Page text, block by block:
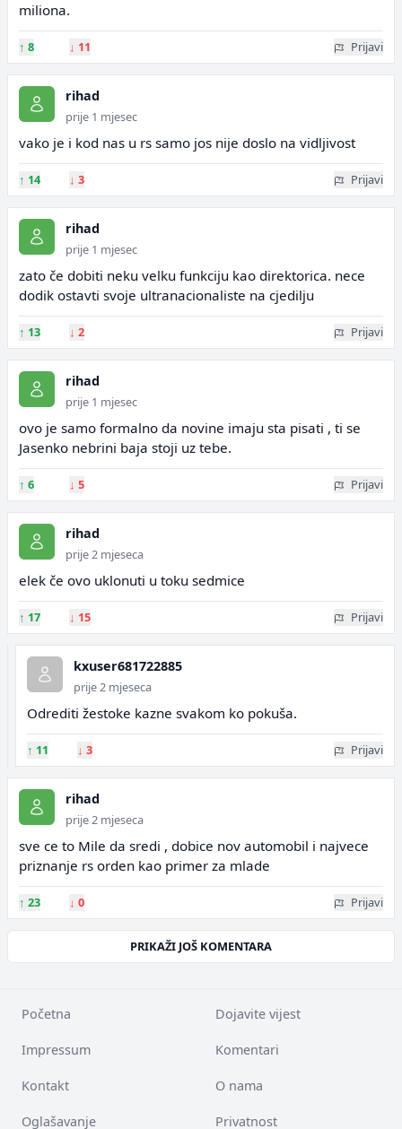
miliona.
↑ 8 ↓ 11 Prijavi
rihad
prije 1 mjesec
vako je i kod nas u rs samo jos nije doslo na vidljivost
↑ 14 ↓ 3 Prijavi
rihad
prije 1 mjesec
zato če dobiti neku velku funkciju kao direktorica. nece
dodik ostavti svoje ultranacionaliste na cjedilju
↑ 13 ↓ 2 Prijavi
rihad
prije 1 mjesec
ovo je samo formalno da novine imaju sta pisati , ti se
Jasenko nebrini baja stoji uz tebe.
↑ 6 ↓ 5 Prijavi
rihad
prije 2 mjeseca
elek če ovo uklonuti u toku sedmice
↑ 17 ↓ 15 Prijavi
kxuser681722885
prije 2 mjeseca
Odrediti žestoke kazne svakom ko pokuša.
↑ 11 ↓ 3 Prijavi
rihad
prije 2 mjeseca
sve ce to Mile da sredi , dobice nov automobil i najvece
priznanje rs orden kao primer za mlade
↑ 23 ↓ 0 Prijavi
PRIKAŽI JOŠ KOMENTARA
Početna Dojavite vijest
Impressum Komentari
Kontakt O nama
Oglašavanje Privatnost